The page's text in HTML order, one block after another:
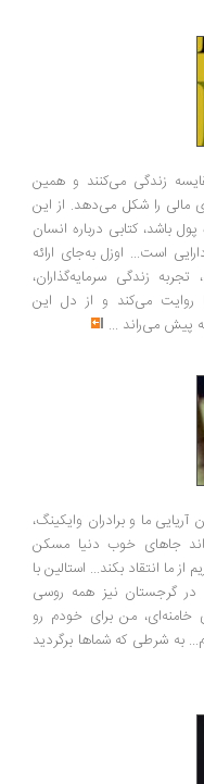
می‌کنند و همین
را شکل می‌دهد. از این
کتابی درباره انسان
اوزل به‌جای ارائه
سرمایه‌گذاران،
می‌کند و از دل این
...
و برادران وایکینگ،
خوب دنیا مسکن
بکند... استالین با
نیز همه روسی
من برای خودم رو
که شماها برگردید